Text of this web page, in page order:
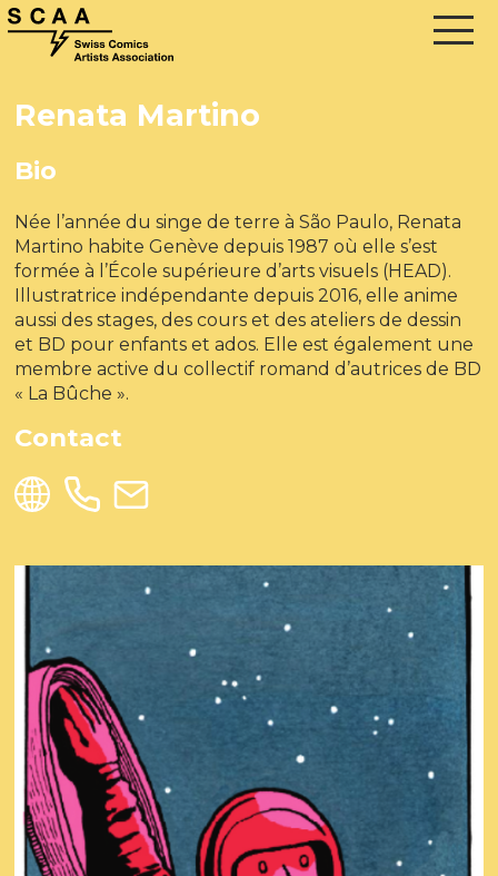
Renata Martino
Bio
Née l’année du singe de terre à São Paulo, Renata
Martino habite Genève depuis 1987 où elle s’est
formée à l’École supérieure d’arts visuels (HEAD).
Illustratrice indépendante depuis 2016, elle anime
aussi des stages, des cours et des ateliers de dessin
et BD pour enfants et ados. Elle est également une
membre active du collectif romand d’autrices de BD
« La Bûche ».
Contact